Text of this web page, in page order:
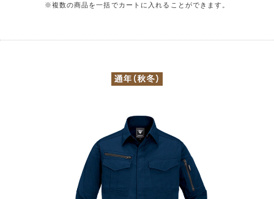
※複数の商品を一括でカートに入れることができます。